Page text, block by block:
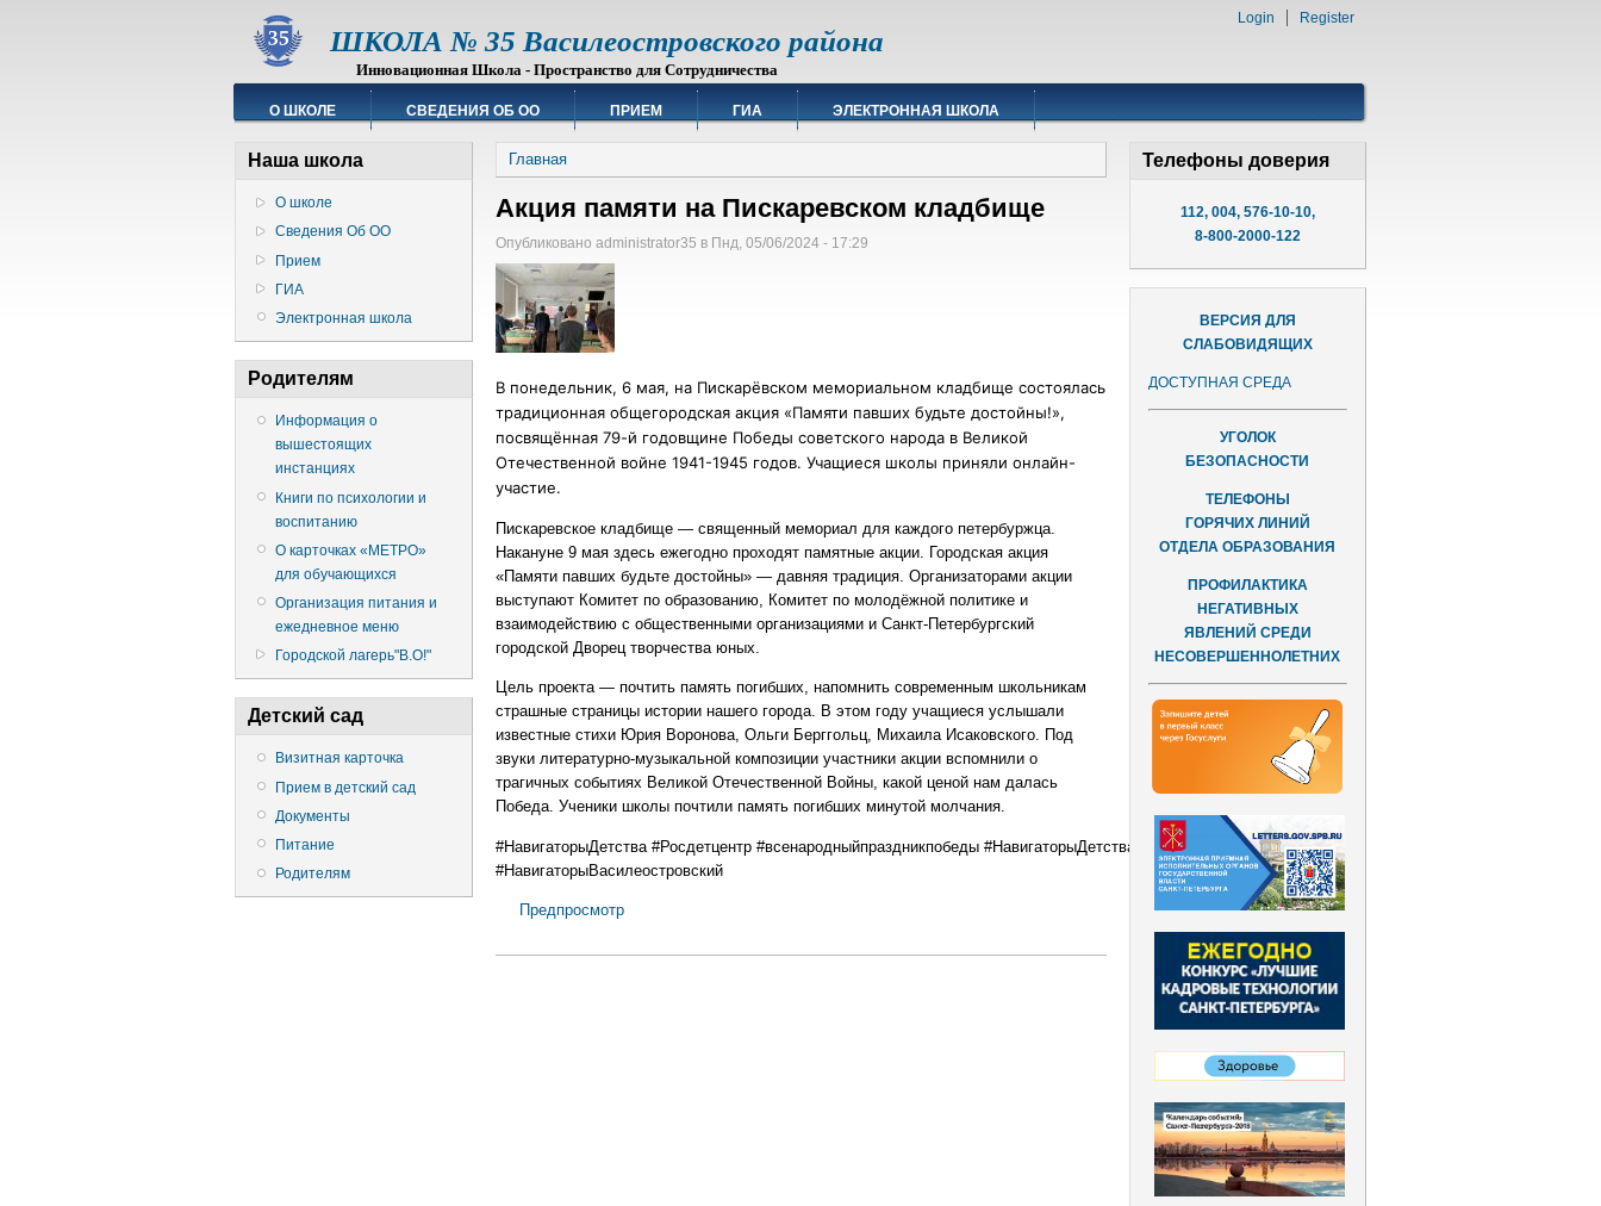
ШКОЛА № 35 Василеостровского района
Инновационная Школа - Пространство для Сотрудничества
Login Register
О ШКОЛЕ СВЕДЕНИЯ ОБ ОО ПРИЕМ ГИА ЭЛЕКТРОННАЯ ШКОЛА
Наша школа
О школе
Сведения Об ОО
Прием
ГИА
Электронная школа
Родителям
Информация о
вышестоящих
инстанциях
Книги по психологии и
воспитанию
О карточках «МЕТРО»
для обучающихся
Организация питания и
ежедневное меню
Городской лагерь"В.О!"
Детский сад
Визитная карточка
Прием в детский сад
Документы
Питание
Родителям
Главная
Акция памяти на Пискаревском кладбище
Опубликовано administrator35 в Пнд, 05/06/2024 - 17:29
В понедельник, 6 мая, на Пискарёвском мемориальном кладбище состоялась
традиционная общегородская акция «Памяти павших будьте достойны!»,
посвящённая 79-й годовщине Победы советского народа в Великой
Отечественной войне 1941-1945 годов. Учащиеся школы приняли онлайн-
участие.
Пискаревское кладбище — священный мемориал для каждого петербуржца.
Накануне 9 мая здесь ежегодно проходят памятные акции. Городская акция
«Памяти павших будьте достойны» — давняя традиция. Организаторами акции
выступают Комитет по образованию, Комитет по молодёжной политике и
взаимодействию с общественными организациями и Санкт-Петербургский
городской Дворец творчества юных.
Цель проекта — почтить память погибших, напомнить современным школьникам
страшные страницы истории нашего города. В этом году учащиеся услышали
известные стихи Юрия Воронова, Ольги Берггольц, Михаила Исаковского. Под
звуки литературно-музыкальной композиции участники акции вспомнили о
трагичных событиях Великой Отечественной Войны, какой ценой нам далась
Победа. Ученики школы почтили память погибших минутой молчания.
#НавигаторыДетства #Росдетцентр #всенародныйпраздникпобеды #НавигаторыДетства78
#НавигаторыВасилеостровский
Предпросмотр
Телефоны доверия
112, 004, 576-10-10,
8-800-2000-122
ВЕРСИЯ ДЛЯ
СЛАБОВИДЯЩИХ
ДОСТУПНАЯ СРЕДА
УГОЛОК
БЕЗОПАСНОСТИ
ТЕЛЕФОНЫ
ГОРЯЧИХ ЛИНИЙ
ОТДЕЛА ОБРАЗОВАНИЯ
ПРОФИЛАКТИКА
НЕГАТИВНЫХ
ЯВЛЕНИЙ СРЕДИ
НЕСОВЕРШЕННОЛЕТНИХ